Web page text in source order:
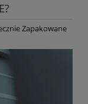
Zapakowane